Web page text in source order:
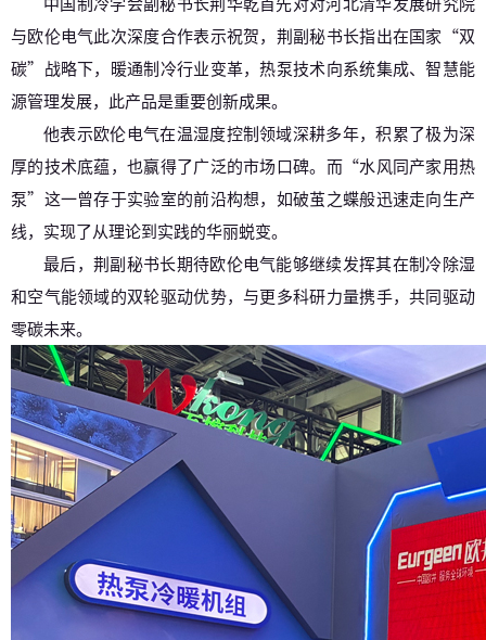
与欧伦电气此次深度合作表示祝贺，荆副秘书长指出在国家“双
碳”战略下，暖通制冷行业变革，热泵技术向系统集成、智慧能
源管理发展，此产品是重要创新成果。
他表示欧伦电气在温湿度控制领域深耕多年，积累了极为深
厚的技术底蕴，也赢得了广泛的市场口碑。而“水风同产家用热
泵”这一曾存于实验室的前沿构想，如破茧之蝶般迅速走向生产
线，实现了从理论到实践的华丽蜕变。
最后，荆副秘书长期待欧伦电气能够继续发挥其在制冷除湿
和空气能领域的双轮驱动优势，与更多科研力量携手，共同驱动
零碳未来。